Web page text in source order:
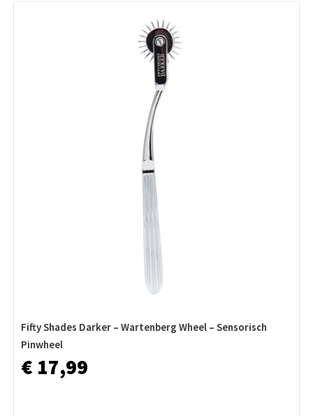
Fifty Shades Darker – Wartenberg Wheel – Sensorisch
Pinwheel
€ 17,99